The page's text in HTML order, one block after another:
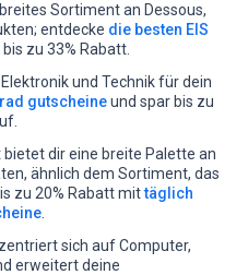
Sortiment an Dessous,
entdecke die besten EIS
bis zu 33% Rabatt.
und Technik für dein
gutscheineund spar bis zu
bietet dir eine breite Palette an
ähnlich dem Sortiment, das
zu 20% Rabatt mittäglich
sich auf Computer,
erweitert deine